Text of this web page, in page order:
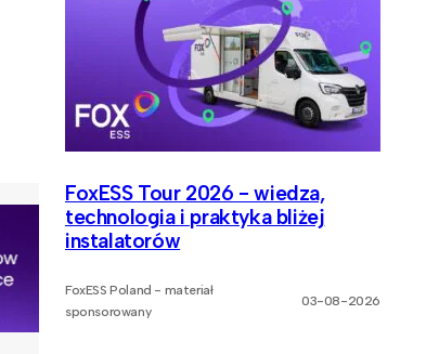
FoxESS Tour 2026 - wiedza,
technologia i praktyka bliżej
instalatorów
FoxESS Poland - materiał
sponsorowany
03-08-2026